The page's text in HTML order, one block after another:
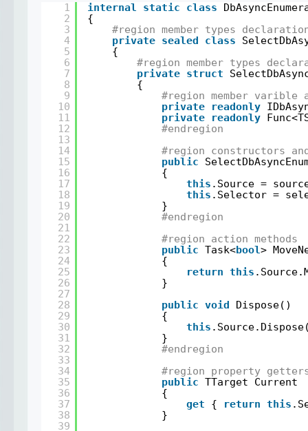
1
2
3
4
5
6
7
8
9
10
11
12
13
14
15
16
17
18
19
20
21
22
23
24
25
26
27
28
29
30
31
32
33
34
35
36
37
38
39
internal static class
{
#region member types
private
sealed class
{
#region member types
private
struct
{
#region member
private
readonly
private
readonly
#endregion
#region constructors
public
{
this .Source =
this .Selector =
}
#endregion
#region action methods
public Task<bool>
{
return this
}
public void
Dispose()
{
this
}
#endregion
#region property
public TTarget Current
{
get
{ return this
}